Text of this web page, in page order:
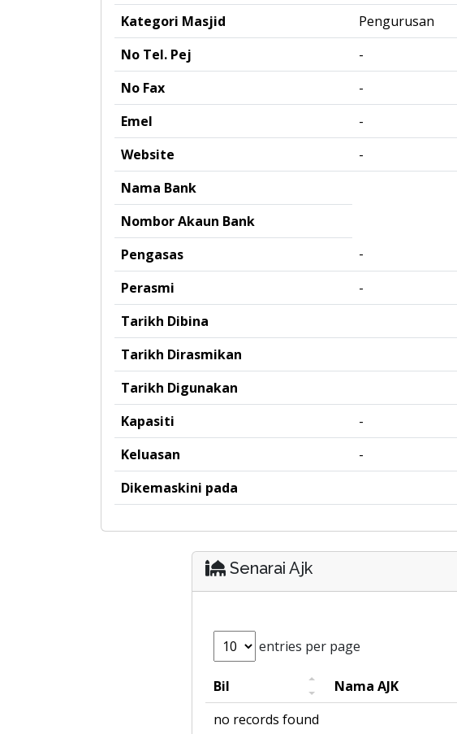
Kategori Masjid
Pengurusan
No Tel. Pej
-
No Fax
-
Emel
-
Website
-
Nama Bank
Nombor Akaun Bank
Pengasas
-
Perasmi
-
Tarikh Dibina
Tarikh Dirasmikan
Tarikh Digunakan
Kapasiti
-
Keluasan
-
Dikemaskini pada
Senarai Ajk
entries per page
Bil Nama AJK
no records found